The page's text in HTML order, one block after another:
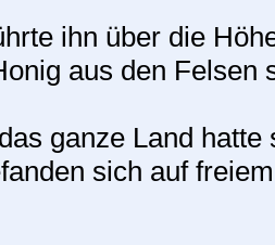
ihn über die
aus den Felsen
ganze Land
sich auf